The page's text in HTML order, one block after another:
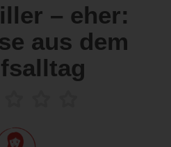
– eher:
aus dem